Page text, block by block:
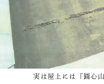
実は屋上には『圓心